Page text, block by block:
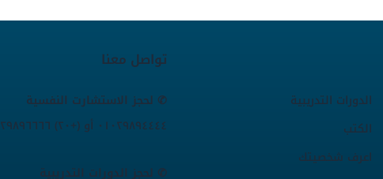
الدورات التدريبية
الكتب
اعرف شخصيتك
تواصل معنا
✆ لحجز الاستشارت النفسية
(+٢٠) ٠١٠٢٩٨٩٤٤٤٤ أو (+٢٠) ٠١٠٢٩٨٩٦٦٦٦
✆ لحجز الدورات التدريبية